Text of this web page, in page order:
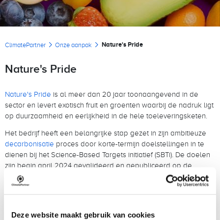
Deze website maakt gebruik van cookies
Kruimelpad
ClimatePartner Onze aanpak Nature's Pride
Nature's Pride
Nature's Pride is al meer dan 20 jaar toonaangevend in de
sector en levert exotisch fruit en groenten waarbij de nadruk ligt
op duurzaamheid en eerlijkheid in de hele toeleveringsketen.
Het bedrijf heeft een belangrijke stap gezet in zijn ambitieuze
decarbonisatie proces door korte-termijn doelstellingen in te
dienen bij het Science-Based Targets initiatief (SBTi). De doelen
zijn begin april 2024 gevalideerd en gepubliceerd op de
website van het Science-Based Targets-initiatief. Door dit te
doen, is het een van de eerste bedrijven die de nieuwe bos-,